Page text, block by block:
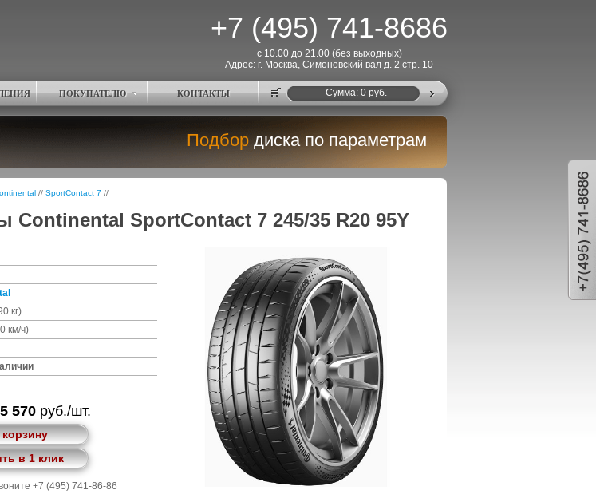
+7 (495) 741-8686
с 10.00 до 21.00 (без выходных)
Адрес: г. Москва, Симоновский вал д. 2 стр. 10
ПОКУПАТЕЛЮ КОНТАКТЫ Cумма: 0руб.
Подбор диска по параметрам
// SportContact 7 //
Continental SportContact 7 245/35 R20 95Y
кг)
км/ч)
570руб./шт.
в 1 клик
+7 (495) 741-86-86